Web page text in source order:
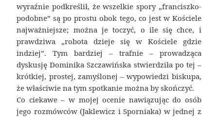
wyraźnie podkreślił, że wszelkie spory „franciszko-
podobne” są po prostu obok tego, co jest w Kościele
najważniejsze; można je toczyć, o ile się chce, i
prawdziwa „robota dzieje się w Kościele gdzie
indziej”. Tym bardziej – trafnie – prowadząca
dyskusję Dominika Szczawińska stwierdziła po tej –
krótkiej, prostej, zamyślonej – wypowiedzi biskupa,
że właściwie na tym spotkanie można by skończyć.
Co ciekawe – w mojej ocenie nawiązując do osób
jego rozmówców (Jaklewicz i Sporniaka) w jednej z